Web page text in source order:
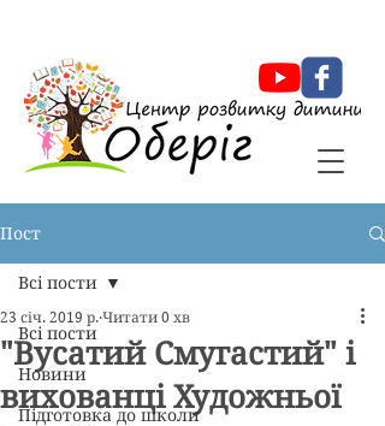
Пост
Всі пости
Новини
Підготовка до школи
Всі пости
"Вусатий Смугастий" і
вихованці Художньої
23 січ. 2019 р. Читати 0 хв